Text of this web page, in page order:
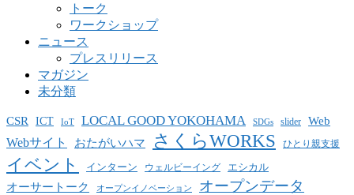
トーク
ワークショップ
ニュース
プレスリリース
マガジン
未分類
CSR ICT IoT LOCAL GOOD YOKOHAMA SDGs slider Web
Webサイト おたがいハマ さくらWORKS ひとり親支援
イベント インターン ウェルビーイング エシカル
オーサートーク オープンイノベーション オープンデータ